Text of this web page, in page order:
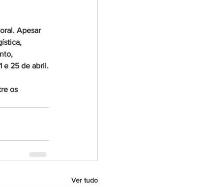
Apesar
e 25 de abril.
os
Ver tudo